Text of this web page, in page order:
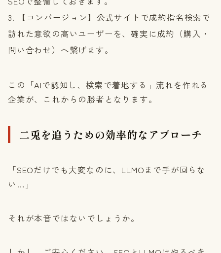
【コンバージョン】公式サイトで成約指名検索で
訪れた意欲の高いユーザーを、確実に成約（購入・
問い合わせ）へ繋げます。
この「AIで認知し、検索で着地する」流れを作れる
企業が、これからの勝者となります。
二兎を追うための効率的なアプローチ
「SEOだけでも大変なのに、LLMOまで手が回らな
い…」
それが本音ではないでしょうか。